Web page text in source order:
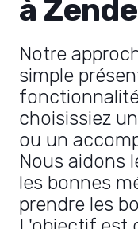
à
Notre
simple
choisissiez
ou un
Nous aidons
les bonnes
prendre les